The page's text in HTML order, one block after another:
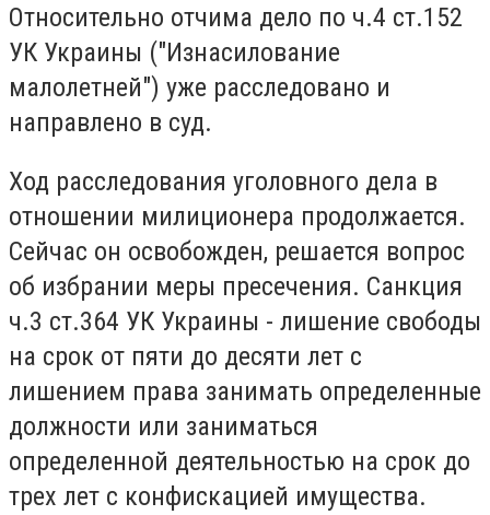
Относительно отчима дело по ч.4 ст.152
УК Украины ("Изнасилование
малолетней") уже расследовано и
направлено в суд.
Ход расследования уголовного дела в
отношении милиционера продолжается.
Сейчас он освобожден, решается вопрос
об избрании меры пресечения. Санкция
ч.3 ст.364 УК Украины - лишение свободы
на срок от пяти до десяти лет с
лишением права занимать определенные
должности или заниматься
определенной деятельностью на срок до
трех лет с конфискацией имущества.